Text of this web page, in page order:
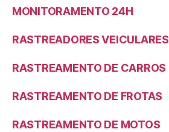
MONITORAMENTO 24H
RASTREADORES VEICULARES
RASTREAMENTO DE CARROS
RASTREAMENTO DE FROTAS
RASTREAMENTO DE MOTOS